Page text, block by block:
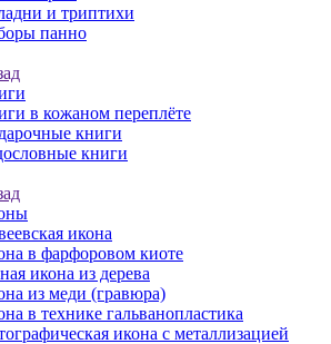
и триптихи
панно
в кожаном переплёте
книги
книги
икона
в фарфоровом киоте
икона из дерева
из меди (гравюра)
в технике гальванопластика
икона с металлизацией